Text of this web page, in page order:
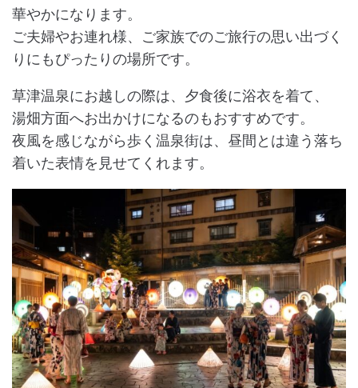
華やかになります。
ご夫婦やお連れ様、ご家族でのご旅行の思い出づく
りにもぴったりの場所です。
草津温泉にお越しの際は、夕食後に浴衣を着て、
湯畑方面へお出かけになるのもおすすめです。
夜風を感じながら歩く温泉街は、昼間とは違う落ち
着いた表情を見せてくれます。